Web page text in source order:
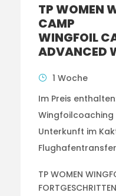
TP WOMEN
CAMP
WINGFOIL
ADVANCED
1 Woche
Im Preis
Unterkunft im
Flughafentransfer
TP WOMEN